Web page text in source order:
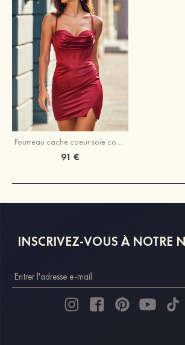
Fourreau cache coeur soie comme du satin courte/mini robe de fête de la rentrée
91 €
INSCRIVEZ-VOUS À NOTRE